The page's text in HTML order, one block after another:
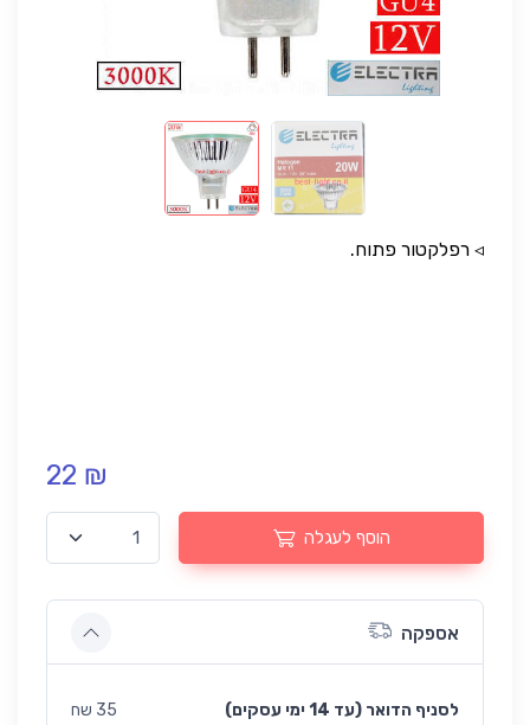
◃ רפלקטור פתוח.
22 ₪
הוסף לעגלה
אספקה
לסניף הדואר (עד 14 ימי עסקים) 35 שח